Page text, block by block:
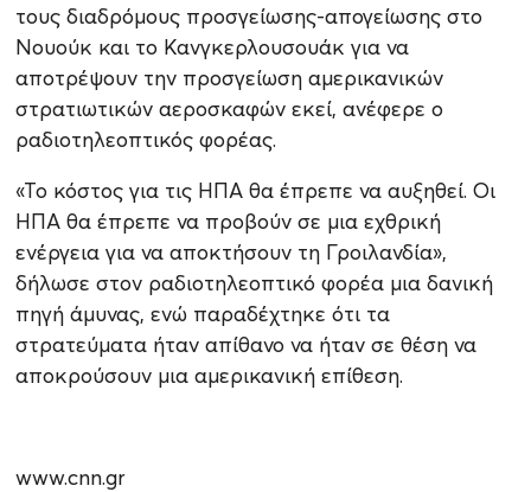
τους διαδρόμους προσγείωσης-απογείωσης στο
Νουούκ και το Κανγκερλουσουάκ για να
αποτρέψουν την προσγείωση αμερικανικών
στρατιωτικών αεροσκαφών εκεί, ανέφερε ο
ραδιοτηλεοπτικός φορέας.
«Το κόστος για τις ΗΠΑ θα έπρεπε να αυξηθεί. Οι
ΗΠΑ θα έπρεπε να προβούν σε μια εχθρική
ενέργεια για να αποκτήσουν τη Γροιλανδία»,
δήλωσε στον ραδιοτηλεοπτικό φορέα μια δανική
πηγή άμυνας, ενώ παραδέχτηκε ότι τα
στρατεύματα ήταν απίθανο να ήταν σε θέση να
αποκρούσουν μια αμερικανική επίθεση.
www.cnn.gr